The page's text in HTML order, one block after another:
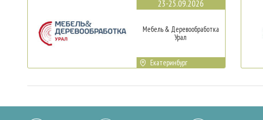
23-25.09.2026
Мебель & Деревообработка
Урал
Екатеринбург